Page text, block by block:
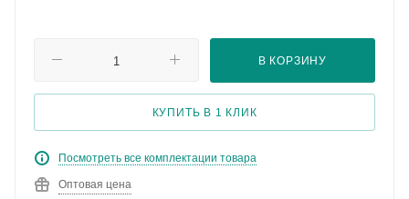
В КОРЗИНУ
КУПИТЬ В 1 КЛИК
Посмотреть все комплектации товара
Оптовая цена